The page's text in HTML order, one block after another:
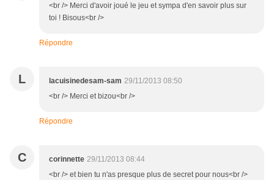
<br /> Merci d'avoir joué le jeu et sympa d'en savoir plus sur
toi ! Bisous<br />
Répondre
L lacuisinedesam-sam 29/11/2013 08:50
<br /> Merci et bizou<br />
Répondre
C corinnette 29/11/2013 08:44
<br /> et bien tu n'as presque plus de secret pour nous<br />